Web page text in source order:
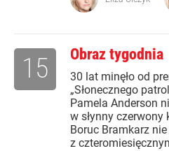
Obraz tygodnia
30 lat minęło od
„Słonecznego
Pamela Anderson
w słynny czerwony
Boruc Bramkarz nie
z
15